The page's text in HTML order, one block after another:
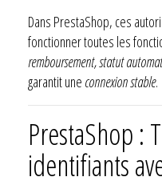
Dans PrestaShop, ces
fonctionner toutes les
remboursement, statut
garantit une connexion stable.
PrestaShop :
identifiants